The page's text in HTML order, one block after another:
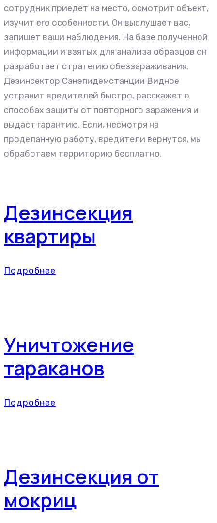
сотрудник приедет на место, осмотрит объект,
изучит его особенности. Он выслушает вас,
запишет ваши наблюдения. На базе полученной
информации и взятых для анализа образцов он
разработает стратегию обеззараживания.
Дезинсектор Санэпидемстанции Видное
устранит вредителей быстро, расскажет о
способах защиты от повторного заражения и
выдаст гарантию. Если, несмотря на
проделанную работу, вредители вернутся, мы
обработаем территорию бесплатно.
Дезинсекция
квартиры
Подробнее
Уничтожение
тараканов
Подробнее
Дезинсекция от
мокриц